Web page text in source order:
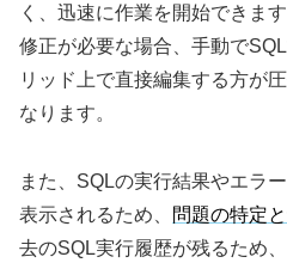
く、迅速に作業を開始できま
修正が必要な場合、手動で
リッド上で直接編集する方が
なります。
また、SQLの実行結果やエラ
表示されるため、
問題の特定
去のSQL実行履歴が残るため